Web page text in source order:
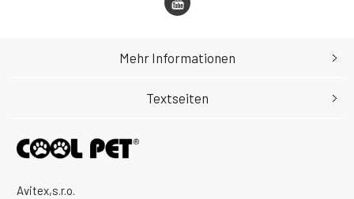
Avitex,s.r.o.
Mehr Informationen
Textseiten